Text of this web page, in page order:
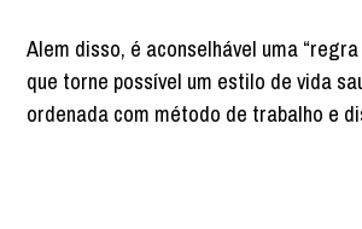
Alem disso, é aconselhável uma
que torne possível um estilo de vida
ordenada com método de trabalho e